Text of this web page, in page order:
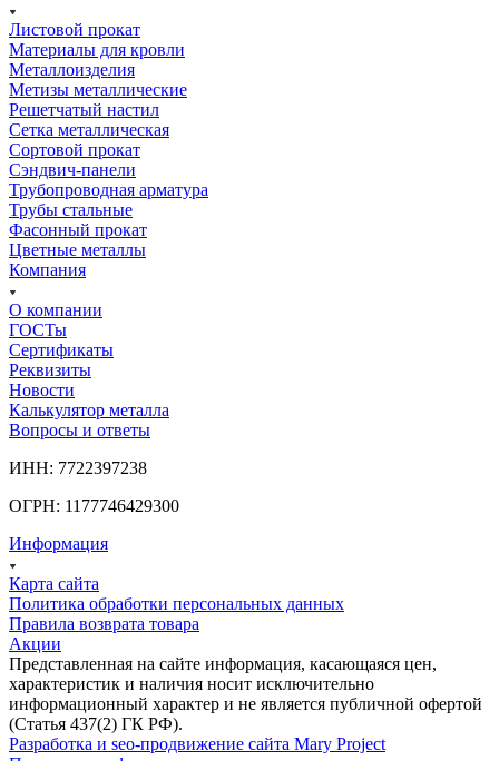
Листовой прокат
Материалы для кровли
Металлоизделия
Метизы металлические
Решетчатый настил
Сетка металлическая
Сортовой прокат
Сэндвич-панели
Трубопроводная арматура
Трубы стальные
Фасонный прокат
Цветные металлы
Компания
О компании
ГОСТы
Сертификаты
Реквизиты
Новости
Калькулятор металла
Вопросы и ответы
ИНН: 7722397238
ОГРН: 1177746429300
Информация
Карта сайта
Политика обработки персональных данных
Правила возврата товара
Акции
Представленная на сайте информация, касающаяся цен,
характеристик и наличия носит исключительно
информационный характер и не является публичной офертой
(Статья 437(2) ГК РФ).
Разработка и seo-продвижение сайта Mary Project